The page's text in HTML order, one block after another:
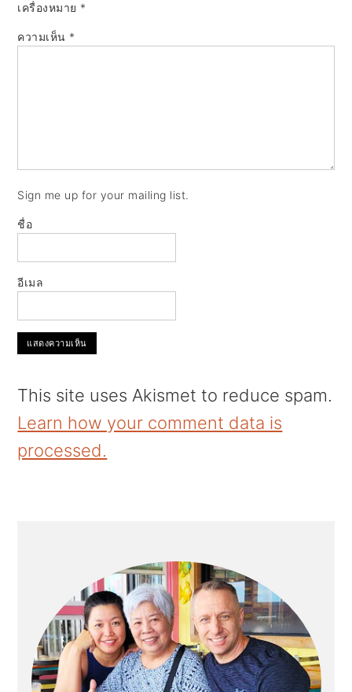
เครื่องหมาย *
ความเห็น *
Sign me up for your mailing list.
ชื่อ
อีเมล
This site uses Akismet to reduce spam.
Learn how your comment data is
processed.